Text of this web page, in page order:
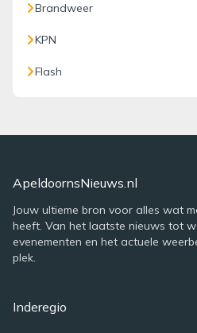
Brandweer
KPN
Flash
ApeldoornsNieuws.nl
Jouw ultieme bron voor alles wat
heeft. Van het laatste nieuws tot
evenementen en het actuele
plek.
Inderegio